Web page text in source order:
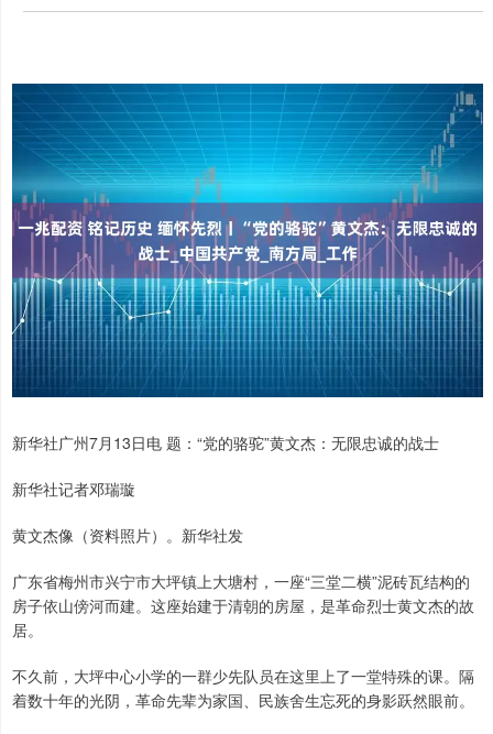
新华社广州7月13日电 题：“党的骆驼”黄文杰：无限忠诚的战士
新华社记者邓瑞璇
黄文杰像（资料照片）。新华社发
广东省梅州市兴宁市大坪镇上大塘村，一座“三堂二横”泥砖瓦结构的
房子依山傍河而建。这座始建于清朝的房屋，是革命烈士黄文杰的故
居。
不久前，大坪中心小学的一群少先队员在这里上了一堂特殊的课。隔
着数十年的光阴，革命先辈为家国、民族舍生忘死的身影跃然眼前。